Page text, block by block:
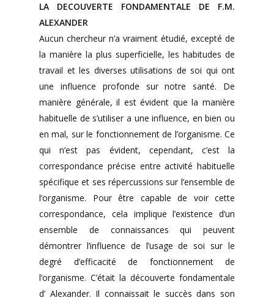
LA DECOUVERTE FONDAMENTALE DE F.M.
ALEXANDER
Aucun chercheur n’a vraiment étudié, excepté de
la manière la plus superficielle, les habitudes de
travail et les diverses utilisations de soi qui ont
une influence profonde sur notre santé. De
manière générale, il est évident que la manière
habituelle de s’utiliser a une influence, en bien ou
en mal, sur le fonctionnement de l’organisme. Ce
qui n’est pas évident, cependant, c’est la
correspondance précise entre activité habituelle
spécifique et ses répercussions sur l’ensemble de
l’organisme. Pour être capable de voir cette
correspondance, cela implique l’existence d’un
ensemble de connaissances qui peuvent
démontrer l’influence de l’usage de soi sur le
degré d’efficacité de fonctionnement de
l’organisme. C’était la découverte fondamentale
d’ Alexander. Il connaissait le succès dans son